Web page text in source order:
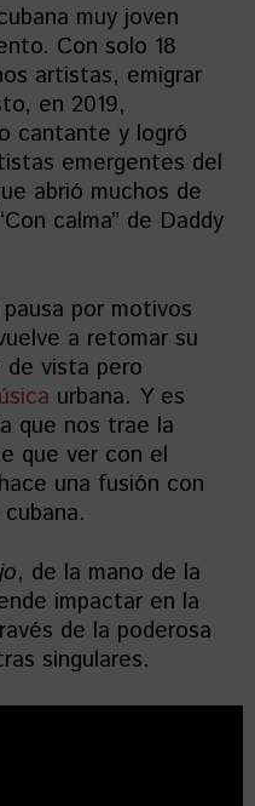
muy joven
Con solo 18
artistas, emigrar
en 2019,
cantante y logró
emergentes del
abrió muchos de
calma” de Daddy
por motivos
a retomar su
vista pero
urbana. Y es
que nos trae la
que ver con el
una fusión con
, de la mano de la
impactar en la
de la poderosa
singulares.